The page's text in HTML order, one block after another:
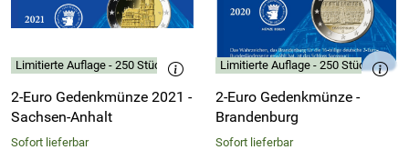
Limitierte Auflage - 250 Stück
2-Euro Gedenkmünze 2021 -
Sachsen-Anhalt
Sofort lieferbar
Limitierte Auflage - 250 Stück
2-Euro Gedenkmünze -
Brandenburg
Sofort lieferbar